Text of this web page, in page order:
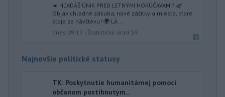
☀️ HĽADÁŠ ÚNIK PRED LETNÝMI HORÚČAVAMI? 🌿
Objav chladné zákutia, nové zážitky a miesta, ktoré
stoja za návštevu! 🌍 LÁ...
dnes 09:13 | Štatistický úrad SR
Najnovšie politické statusy
TK: Poskytnutie humanitárnej pomoci
občanom postihnutým...